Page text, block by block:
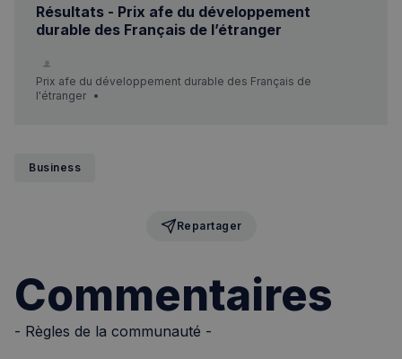
Résultats - Prix afe du développement
durable des Français de l’étranger
Prix afe du développement durable des Français de
l'étranger
Business
Repartager
Commentaires
- Règles de la communauté -
CookieScriptConsent
CookieScript
francaisalondres.com
Google